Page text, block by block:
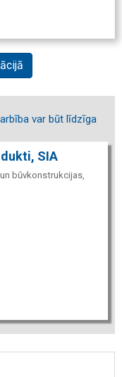
var būt līdzīga
SIA
būvkonstrukcijas,